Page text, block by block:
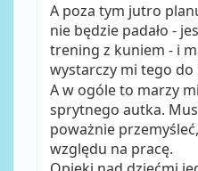
A poza tym jutro
nie będzie padało -
trening z kuniem - i
wystarczy mi tego do
A w ogóle to marzy
sprytnego autka.
poważnie
względu na pracę.